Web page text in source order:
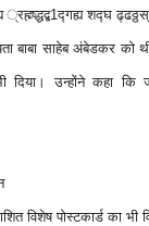
शद्घ
बाबा साहेब अंबेडकर
उन्होंने कहा कि
विशेष पोस्टकार्ड का